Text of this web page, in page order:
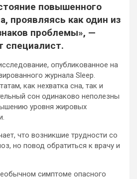
повышенного
проявляясь как один из
проблемы», —
специалист.
опубликованное на
журнала Sleep.
как нехватка сна, так и
сон одинаково неполезны
уровня жировых
что возникшие трудности со
но повод обратиться к врачу и
симптоме опасного